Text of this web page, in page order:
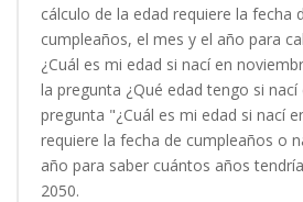
cálculo de la edad requiere la fecha
cumpleaños, el mes y el año para
¿Cuál es mi edad si nací en
la pregunta ¿Qué edad tengo si nací
pregunta "¿Cuál es mi edad si nací
requiere la fecha de cumpleaños o
año para saber cuántos años
2050.